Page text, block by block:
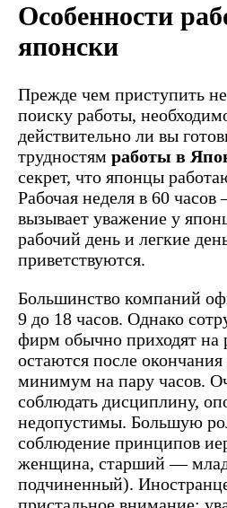
Особенности
японски
Прежде чем приступить
поиску работы,
действительно ли вы
трудностям работы в
секрет, что японцы
Рабочая неделя в 60 часов
вызывает уважение у
рабочий день и легкие
приветствуются.
Большинство компаний
9 до 18 часов. Однако
фирм обычно приходят на
остаются после окончания
минимум на пару часов.
соблюдать дисциплину,
недопустимы. Большую
соблюдение принципов
женщина, старший —
подчиненный).